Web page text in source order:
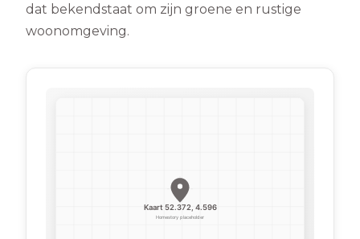
dat bekendstaat om zijn groene en rustige
woonomgeving.